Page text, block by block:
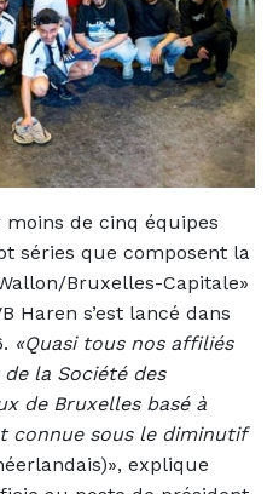
moins de cinq équipes
séries que composent la
Bruxelles-Capitale»
Haren s’est lancé dans
«Quasi tous nos affiliés
la Société des
de Bruxelles basé à
connue sous le diminutif
explique